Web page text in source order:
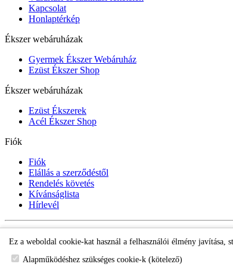
Kapcsolat
Honlaptérkép
Ékszer webáruházak
Gyermek Ékszer Webáruház
Ezüst Ékszer Shop
Ékszer webáruházak
Ezüst Ékszerek
Acél Ékszer Shop
Fiók
Fiók
Elállás a szerződéstől
Rendelés követés
Kívánságlista
Hírlevél
Ez a weboldal cookie-kat használ a felhasználói élmény javítása,
Alapműködéshez szükséges cookie-k (kötelező)